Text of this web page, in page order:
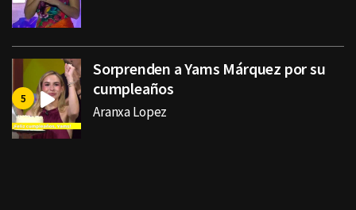
Sorprenden a Yams Márquez por su
cumpleaños
Aranxa Lopez